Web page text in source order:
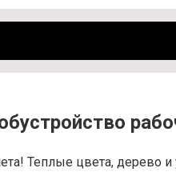
Теплые цвета, дерево